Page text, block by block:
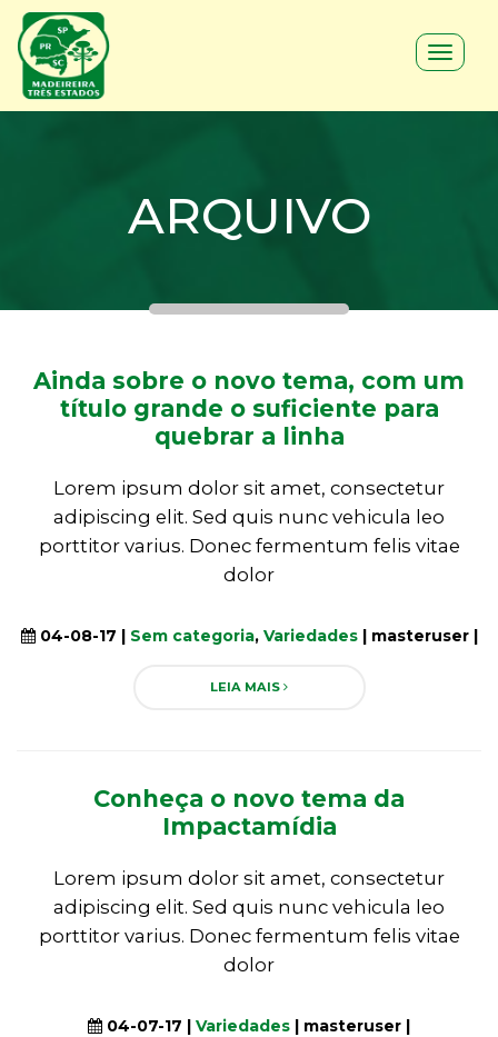
Toggle
ARQUIVO
Ainda sobre o novo tema, com um
título grande o suficiente para
quebrar a linha
Lorem ipsum dolor sit amet, consectetur
adipiscing elit. Sed quis nunc vehicula leo
porttitor varius. Donec fermentum felis vitae
dolor
04-08-17 | Sem categoria, Variedades| masteruser |
LEIA MAIS
Conheça o novo tema da
Impactamídia
Lorem ipsum dolor sit amet, consectetur
adipiscing elit. Sed quis nunc vehicula leo
porttitor varius. Donec fermentum felis vitae
dolor
04-07-17 | Variedades | masteruser |